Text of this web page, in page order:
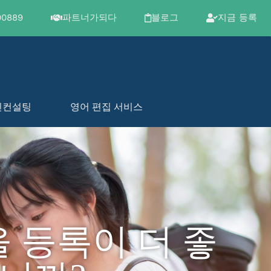
파트너가되다 블로그 지금 등록
컨설팅 영어 편집 서비스
등록이 더 좋